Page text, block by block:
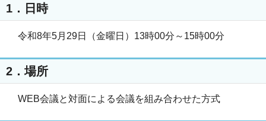
1．日時
令和8年5月29日（金曜日）13時00分～15時00分
2．場所
WEB会議と対面による会議を組み合わせた方式